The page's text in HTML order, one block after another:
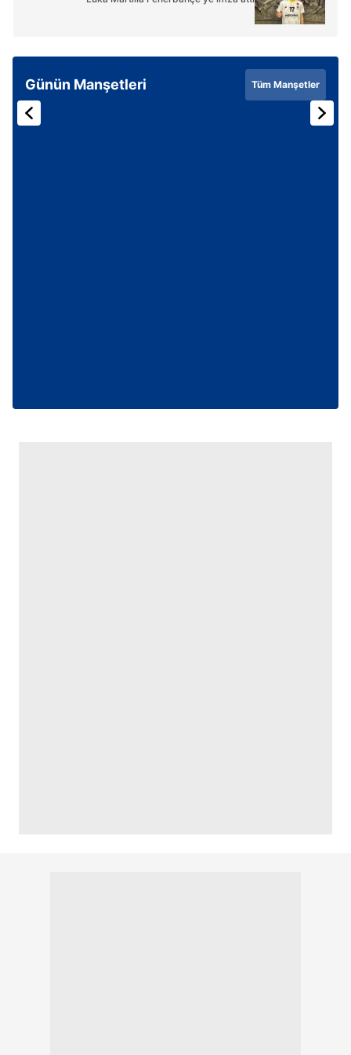
kullanılmaktadır. Diğer çerezler, sitemizin daha işlevsel
sınırlı olarak açık rızanız dahilinde kullanılacaktır.
Çerezlere ilişkin tercihlerinizi aşağıda yer alan panel
vasıtasıyla belirleyebilirsiniz. Çerezlere ilişkin detaylı bilgi
Günün Manşetleri Tüm Manşetler